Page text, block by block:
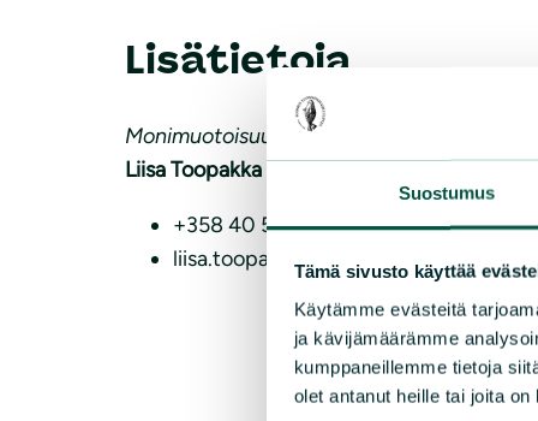
Suostumus
Tämä sivusto käyttää
Käytämme evästeitä
ja kävijämäärämme
kumppaneillemme tietoja
olet antanut heille tai joita
Lisätietoja
Monimuotoisuusasiantuntija
Liisa Toopakka
+358 40 504 2989
liisa.toopakka(a)sll.fi